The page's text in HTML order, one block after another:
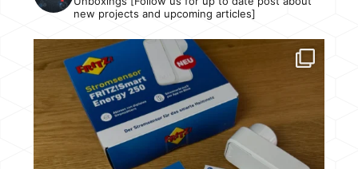
new projects and upcoming articles]